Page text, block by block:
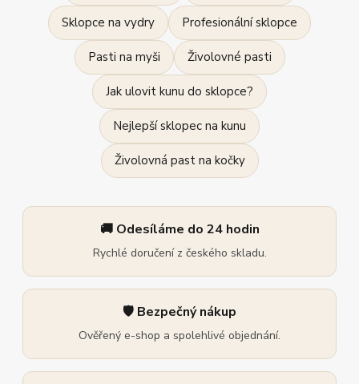
Sklopce na vydry Profesionální sklopce
Pasti na myši Živolovné pasti
Jak ulovit kunu do sklopce?
Nejlepší sklopec na kunu
Živolovná past na kočky
🚚 Odesíláme do 24 hodin
Rychlé doručení z českého skladu.
🛡️ Bezpečný nákup
Ověřený e-shop a spolehlivé objednání.